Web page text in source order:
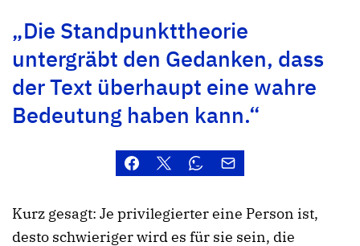
„Die Standpunkttheorie
untergräbt den Gedanken, dass
der Text überhaupt eine wahre
Bedeutung haben kann.“
Kurz gesagt: Je privilegierter eine Person ist,
desto schwieriger wird es für sie sein, die